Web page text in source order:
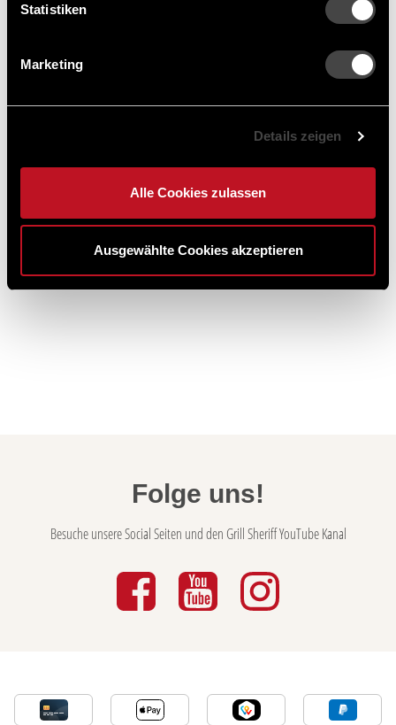
Statistiken
Marketing
Details zeigen
Alle Cookies zulassen
Ausgewählte Cookies akzeptieren
Teppanyaki geeignet.
Bewertungen
Fragen zum Artikel
Folge uns!
Besuche unsere Social Seiten und den Grill Sheriff YouTube Kanal